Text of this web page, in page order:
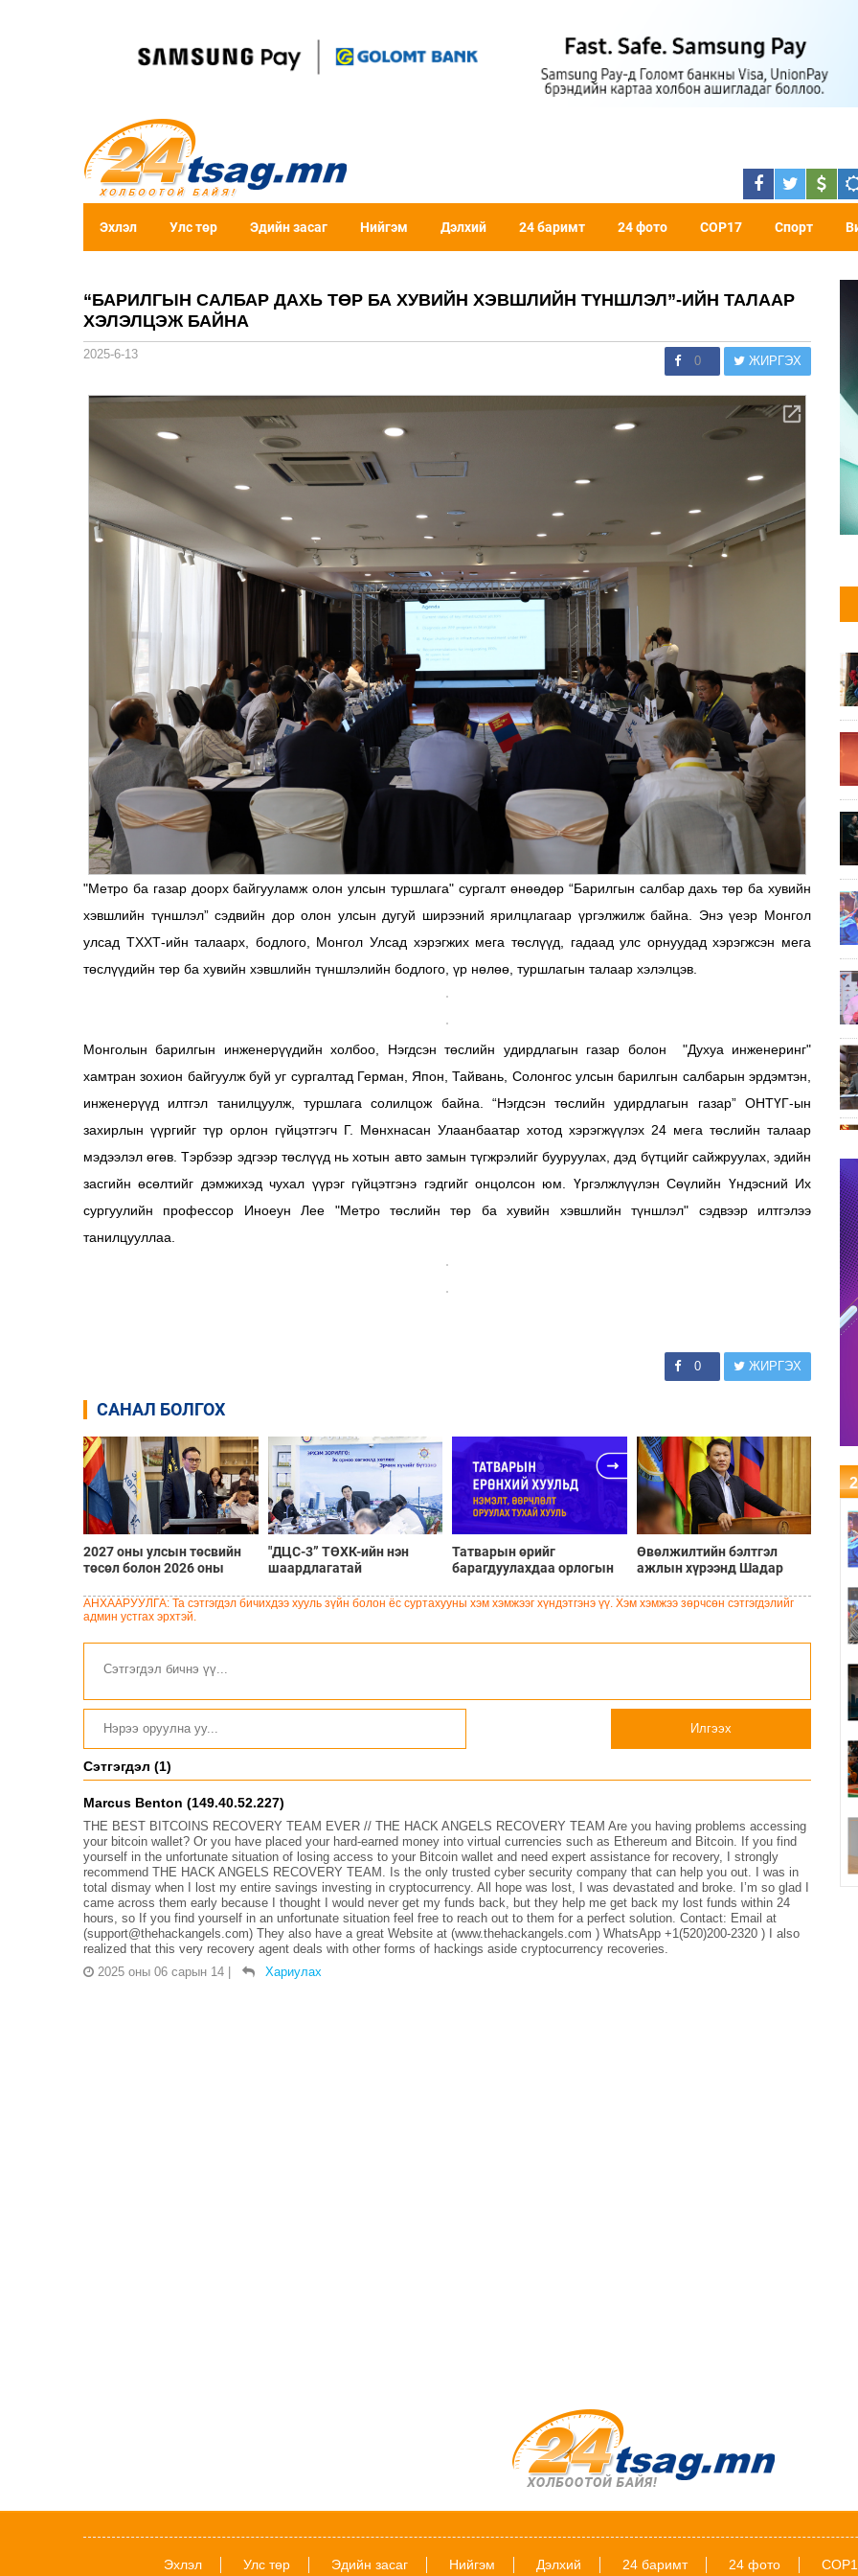
Эхлэл Улс төр Эдийн засаг Нийгэм Дэлхий 24 баримт 24 фото COP17 Спорт
“БАРИЛГЫН САЛБАР ДАХЬ ТӨР БА ХУВИЙН ХЭВШЛИЙН ТҮНШЛЭЛ”-ИЙН ТАЛААР
ХЭЛЭЛЦЭЖ БАЙНА
2025-6-13 0 ЖИРГЭХ
"Метро ба газар доорх байгууламж олон улсын туршлага" сургалт өнөөдөр “Барилгын салбар дахь төр ба хувийн
хэвшлийн түншлэл” сэдвийн дор олон улсын дугуй ширээний ярилцлагаар үргэлжилж байна. Энэ үеэр Монгол
улсад ТХХТ-ийн талаарх, бодлого, Монгол Улсад хэрэгжих мега төслүүд, гадаад улс орнуудад хэрэгжсэн мега
төслүүдийн төр ба хувийн хэвшлийн түншлэлийн бодлого, үр нөлөө, туршлагын талаар хэлэлцэв.
Монголын барилгын инженерүүдийн холбоо, Нэгдсэн төслийн удирдлагын газар болон "Духуа инженеринг"
хамтран зохион байгуулж буй уг сургалтад Герман, Япон, Тайвань, Солонгос улсын барилгын салбарын эрдэмтэн,
инженерүүд илтгэл танилцуулж, туршлага солилцож байна. “Нэгдсэн төслийн удирдлагын газар” ОНТҮГ-ын
захирлын үүргийг түр орлон гүйцэтгэгч Г. Мөнхнасан Улаанбаатар хотод хэрэгжүүлэх 24 мега төслийн талаар
мэдээлэл өгөв. Тэрбээр эдгээр төслүүд нь хотын авто замын түгжрэлийг бууруулах, дэд бүтцийг сайжруулах, эдийн
засгийн өсөлтийг дэмжихэд чухал үүрэг гүйцэтгэнэ гэдгийг онцолсон юм. Үргэлжлүүлэн Сөүлийн Үндэсний Их
сургуулийн профессор Иноеун Лее "Метро төслийн төр ба хувийн хэвшлийн түншлэл" сэдвээр илтгэлээ
танилцууллаа.
0 ЖИРГЭХ
САНАЛ БОЛГОХ
2027 оны улсын төсвийн
төсөл болон 2026 оны
төслийн олон нийтийн
хэлэлцүүлэг боллоо
"ДЦС-3” ТӨХК-ийн нэн
шаардлагатай
шинэчлэлийн төсвийг
Татварын өрийг
барагдуулахдаа орлогын
үлдээхээр хуульчилж,
Өвөлжилтийн бэлтгэл
ажлын хүрээнд Шадар
Дорноговь аймагт
АНХААРУУЛГА: Та сэтгэгдэл бичихдээ хууль зүйн болон ёс суртахууны хэм хэмжээг хүндэтгэнэ үү. Хэм хэмжээ зөрчсөн сэтгэгдэлийг
админ устгах эрхтэй.
Илгээх
Сэтгэгдэл (1)
Marcus Benton (149.40.52.227)
THE BEST BITCOINS RECOVERY TEAM EVER // THE HACK ANGELS RECOVERY TEAM Are you having problems accessing
your bitcoin wallet? Or you have placed your hard-earned money into virtual currencies such as Ethereum and Bitcoin. If you find
yourself in the unfortunate situation of losing access to your Bitcoin wallet and need expert assistance for recovery, I strongly
recommend THE HACK ANGELS RECOVERY TEAM. Is the only trusted cyber security company that can help you out. I was in
total dismay when I lost my entire savings investing in cryptocurrency. All hope was lost, I was devastated and broke. I’m so glad I
came across them early because I thought I would never get my funds back, but they help me get back my lost funds within 24
hours, so If you find yourself in an unfortunate situation feel free to reach out to them for a perfect solution. Contact: Email at
(support@thehackangels.com) They also have a great Website at (www.thehackangels.com ) WhatsApp +1(520)200-2320 ) I also
realized that this very recovery agent deals with other forms of hackings aside cryptocurrency recoveries.
2025 оны 06 сарын 14 | Хариулах
Эхлэл Улс төр Эдийн засаг Нийгэм Дэлхий 24 баримт 24 фото